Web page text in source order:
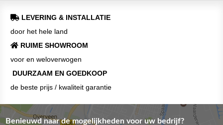
LEVERING & INSTALLATIE
door het hele land
RUIME SHOWROOM
voor en weloverwogen
DUURZAAM EN GOEDKOOP
de beste prijs / kwaliteit garantie
Benieuwd naar de mogelijkheden voor uw bedrijf?